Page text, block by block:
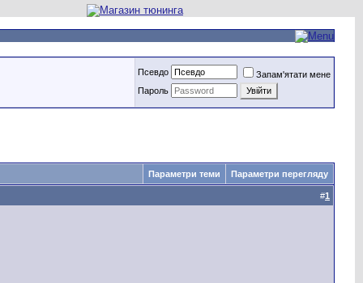
Псевдо
Запам'ятати мене
Пароль
Параметри теми Параметри перегляду
#1